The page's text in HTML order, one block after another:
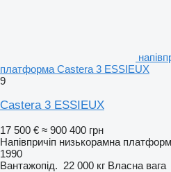
платформа Castera 3 ESSIEUX
9
Castera 3 ESSIEUX
17 500 € ≈ 900 400 грн
Напівпричіп низькорамна
1990
Вантажопід. 22 000 кг Власна вага